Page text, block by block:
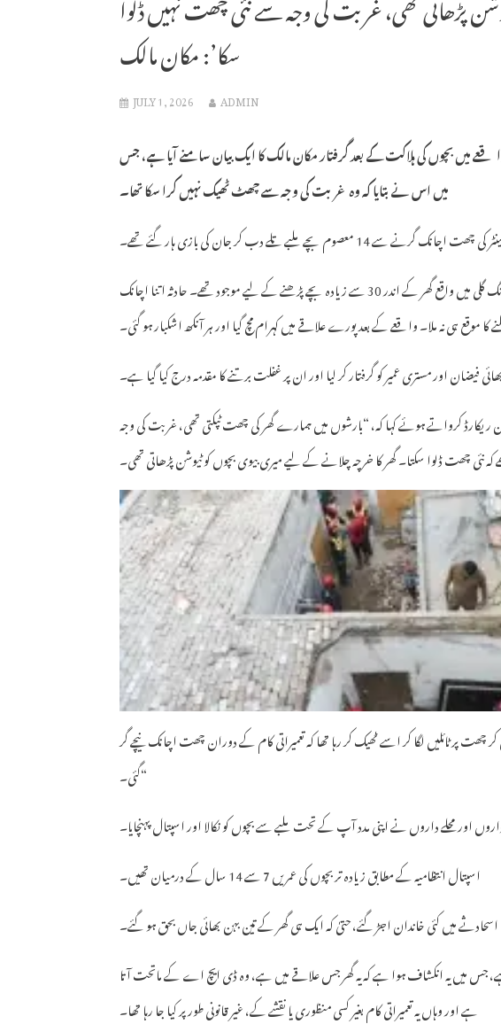
سکا’: مکان مالک
JULY 1, 2026 ADMIN
میں بچوں کی ہلاکت کے بعد گرفتار مکان مالک کا ایک بیان سامنے آیا ہے، جس
میں اس نے بتایا کہ وہ غربت کی وجہ سے چھٹ ٹھیک نہیں کرا سکا تھا۔
بچے ملبے تلے دب کر جان کی بازی ہار گئے تھے۔
یہ واقعہ منگل کی شام پونے پانچ بجے کے قریب پیش آیا، جب ایک تنگ گلی میں واقع گھر کے اندر 30 سے زیادہ بچے پڑھنے کے لیے موجود تھے۔ حادثہ اتنا اچانک
کا موقع ہی نہ ملا۔ واقعے کے بعد پورے علاقے میں کہرام مچ گیا اور ہر آنکھ اشکبار ہو گئی۔
اور مستری عمیر کو گرفتار کر لیا اور ان پر غفلت برتنے کا مقدمہ درج کیا گیا ہے۔
کرواتے ہوئے کہا کہ، “بارشوں میں ہمارے گھر کی چھت ٹپکتی تھی، غربت کی وجہ
پر ٹائلیں لگا کر اسے ٹھیک کر رہا تھا کہ تعمیراتی کام کے دوران چھت اچانک نیچے گر
گئی۔“
اور محلے داروں نے اپنی مدد آپ کے تحت ملبے سے بچوں کو نکالا اور اسپتال پہنچایا۔
اسپتال انتظامیہ کے مطابق زیادہ تر بچوں کی عمریں 7 سے 14 سال کے درمیان تھیں۔
اسحادثے میں کئی خاندان اجڑ گئے، حتیٰ کہ ایک ہی گھر کے تین بہن بھائی جاں بحق ہو گئے۔
جس میں یہ انکشاف ہوا ہے کہ یہ گھر جس علاقے میں ہے، وہ ڈی ایچ اے کے ماتحت آتا
ہے اور وہاں یہ تعمیراتی کام بغیر کسی منظوری یا نقشے کے، غیر قانونی طور پر کیا جا رہا تھا۔